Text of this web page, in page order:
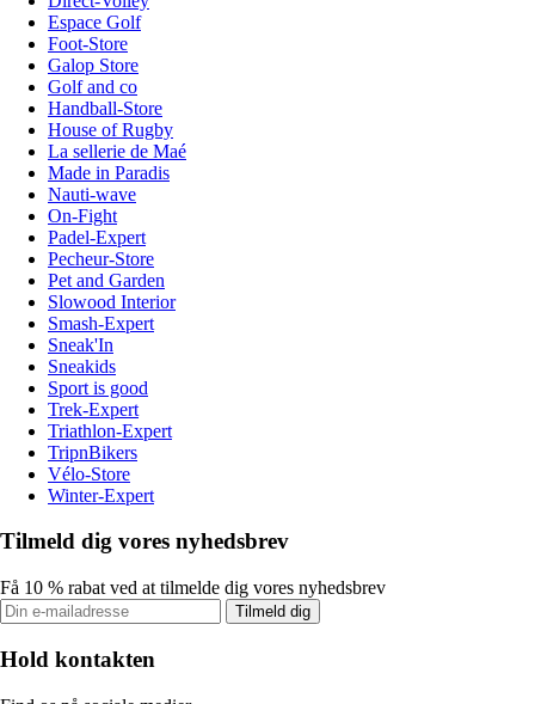
Espace Golf
Foot-Store
Galop Store
Golf and co
Handball-Store
House of Rugby
La sellerie de Maé
Made in Paradis
Nauti-wave
On-Fight
Padel-Expert
Pecheur-Store
Pet and Garden
Slowood Interior
Smash-Expert
Sneak'In
Sneakids
Sport is good
Trek-Expert
Triathlon-Expert
TripnBikers
Vélo-Store
Winter-Expert
Tilmeld dig vores nyhedsbrev
Få 10 % rabat ved at tilmelde dig vores nyhedsbrev
Tilmeld dig
Hold kontakten